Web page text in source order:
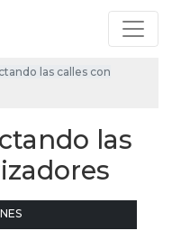
las calles con
las